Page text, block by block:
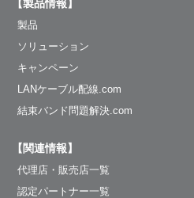
【製品情報】
製品
ソリューション
キャンペーン
LANケーブル配線.com
結束バンド問題解決.com
【関連情報】
代理店・販売店一覧
認定パートナー一覧